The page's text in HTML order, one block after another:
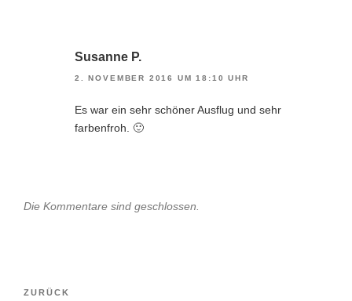
Susanne P.
2. NOVEMBER 2016 UM 18:10 UHR
Es war ein sehr schöner Ausflug und sehr
farbenfroh. 🙂
Die Kommentare sind geschlossen.
Beitragsnavigation
Vorheriger
ZURÜCK